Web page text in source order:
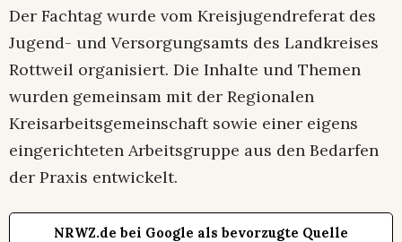
Der Fachtag wurde vom Kreisjugendreferat des
Jugend- und Versorgungsamts des Landkreises
Rottweil organisiert. Die Inhalte und Themen
wurden gemeinsam mit der Regionalen
Kreisarbeitsgemeinschaft sowie einer eigens
eingerichteten Arbeitsgruppe aus den Bedarfen
der Praxis entwickelt.
NRWZ.de bei Google als bevorzugte Quelle